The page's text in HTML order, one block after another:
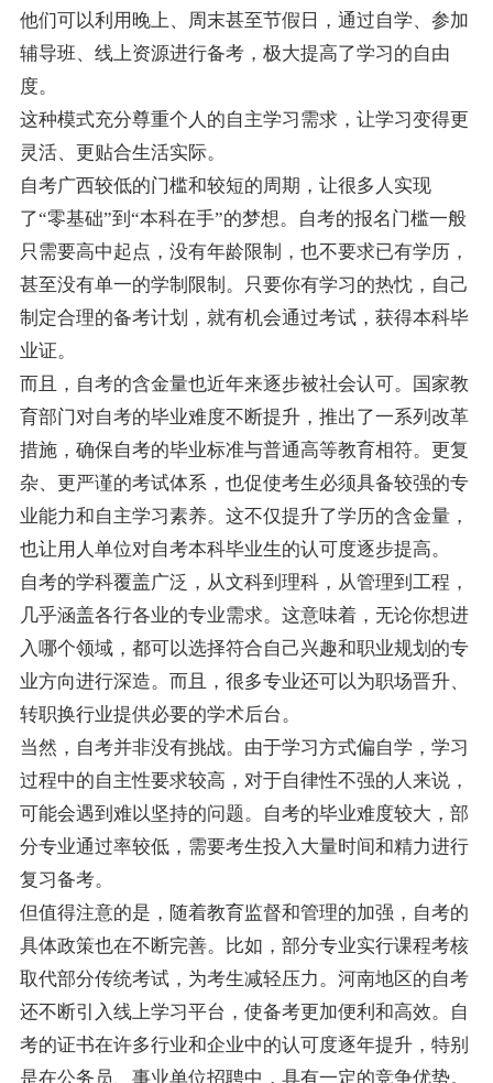
他们可以利用晚上、周末甚至节假日，通过自学、参加
辅导班、线上资源进行备考，极大提高了学习的自由
度。
这种模式充分尊重个人的自主学习需求，让学习变得更
灵活、更贴合生活实际。
自考广西较低的门槛和较短的周期，让很多人实现
了“零基础”到“本科在手”的梦想。自考的报名门槛一般
只需要高中起点，没有年龄限制，也不要求已有学历，
甚至没有单一的学制限制。只要你有学习的热忱，自己
制定合理的备考计划，就有机会通过考试，获得本科毕
业证。
而且，自考的含金量也近年来逐步被社会认可。国家教
育部门对自考的毕业难度不断提升，推出了一系列改革
措施，确保自考的毕业标准与普通高等教育相符。更复
杂、更严谨的考试体系，也促使考生必须具备较强的专
业能力和自主学习素养。这不仅提升了学历的含金量，
也让用人单位对自考本科毕业生的认可度逐步提高。
自考的学科覆盖广泛，从文科到理科，从管理到工程，
几乎涵盖各行各业的专业需求。这意味着，无论你想进
入哪个领域，都可以选择符合自己兴趣和职业规划的专
业方向进行深造。而且，很多专业还可以为职场晋升、
转职换行业提供必要的学术后台。
当然，自考并非没有挑战。由于学习方式偏自学，学习
过程中的自主性要求较高，对于自律性不强的人来说，
可能会遇到难以坚持的问题。自考的毕业难度较大，部
分专业通过率较低，需要考生投入大量时间和精力进行
复习备考。
但值得注意的是，随着教育监督和管理的加强，自考的
具体政策也在不断完善。比如，部分专业实行课程考核
取代部分传统考试，为考生减轻压力。河南地区的自考
还不断引入线上学习平台，使备考更加便利和高效。自
考的证书在许多行业和企业中的认可度逐年提升，特别
是在公务员、事业单位招聘中，具有一定的竞争优势。